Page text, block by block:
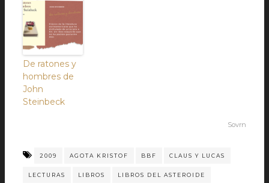
De ratones y
hombres de
John
Steinbeck
Sovrn
2009 AGOTA KRISTOF BBF CLAUS Y LUCAS
LECTURAS LIBROS LIBROS DEL ASTEROIDE